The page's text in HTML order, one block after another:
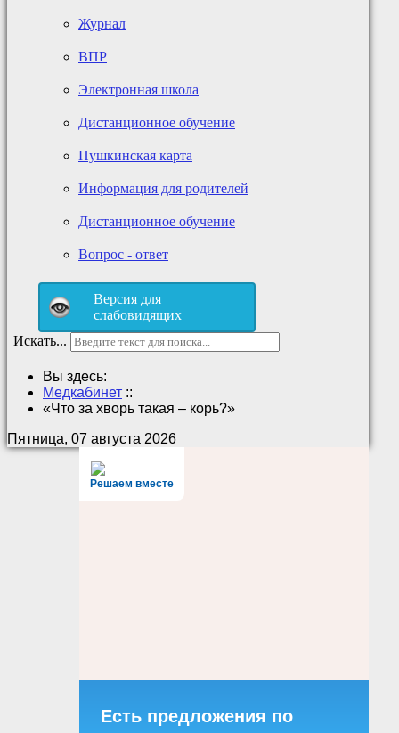
Журнал
ВПР
Электронная школа
Дистанционное обучение
Пушкинская карта
Информация для родителей
Дистанционное обучение
Вопрос - ответ
Версия для
слабовидящих
Искать...
Вы здесь:
Медкабинет ::
«Что за хворь такая – корь?»
Пятница, 07 августа 2026
Решаем вместе
Есть предложения по